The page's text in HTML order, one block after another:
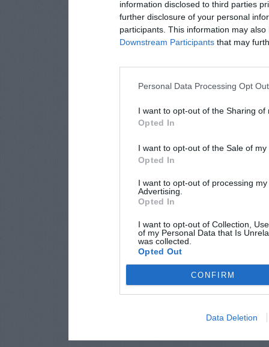
information disclosed to third parties
further disclosure of your personal
participants. This information may
Downstream Participants that may
Personal Data Processing Opt
I want to opt-out of the Sharing of
Opted In
I want to opt-out of the Sale of
Opted In
I want to opt-out of processing
Advertising.
Opted In
I want to opt-out of Collection,
of my Personal Data that Is
was collected.
Opted Out
CONFIRM
Data Deletion